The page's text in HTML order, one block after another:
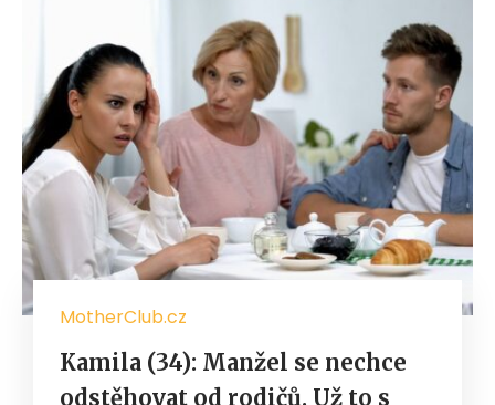
MotherClub.cz
Kamila (34): Manžel se nechce
odstěhovat od rodičů. Už to s